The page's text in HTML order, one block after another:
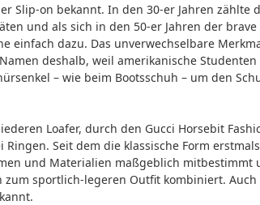
Slip-on bekannt. In den 30-er Jahren zählte
und als sich in den 50-er Jahren der
einfach dazu. Das unverwechselbare
deshalb, weil amerikanische
– wie beim Bootsschuh – um den
Loafer, durch den Gucci Horsebit
Seit dem die klassische Form
und Materialien maßgeblich mitbestimmt
sportlich-legeren Outfit kombiniert. Auch